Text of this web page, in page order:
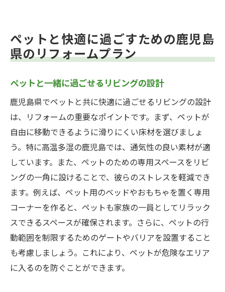
ペットと快適に過ごすための鹿児島
県のリフォームプラン
ペットと一緒に過ごせるリビングの設計
鹿児島県でペットと共に快適に過ごせるリビングの設計
は、リフォームの重要なポイントです。まず、ペットが
自由に移動できるように滑りにくい床材を選びましょ
う。特に高温多湿の鹿児島では、通気性の良い素材が適
しています。また、ペットのための専用スペースをリビ
ングの一角に設けることで、彼らのストレスを軽減でき
ます。例えば、ペット用のベッドやおもちゃを置く専用
コーナーを作ると、ペットも家族の一員としてリラック
スできるスペースが確保されます。さらに、ペットの行
動範囲を制限するためのゲートやバリアを設置すること
も考慮しましょう。これにより、ペットが危険なエリア
に入るのを防ぐことができます。